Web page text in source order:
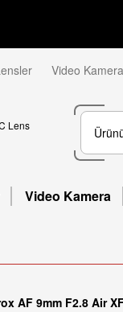
Video Kamera
Video Kamera
AF 9mm F2.8 Air